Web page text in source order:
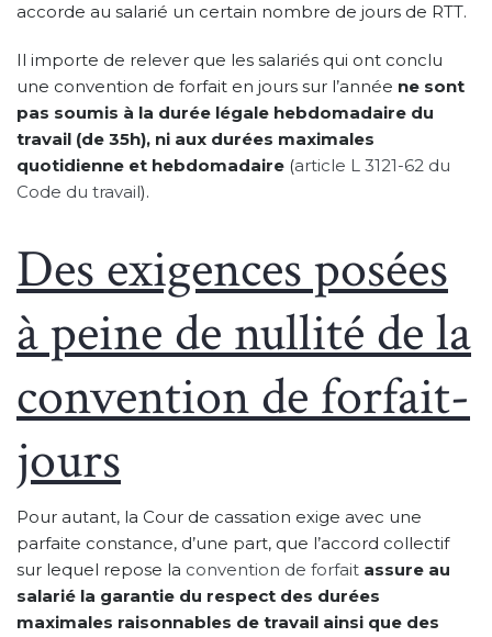
accorde au salarié un certain nombre de jours de RTT.
Il importe de relever que les salariés qui ont conclu
une convention de forfait en jours sur l’année ne sont
pas soumis à la durée légale hebdomadaire du
travail (de 35h), ni aux durées maximales
quotidienne et hebdomadaire (article L 3121-62 du
Code du travail).
Des exigences posées
à peine de nullité de la
convention de forfait-
jours
Pour autant, la Cour de cassation exige avec une
parfaite constance, d’une part, que l’accord collectif
sur lequel repose la convention de forfait assure au
salarié la garantie du respect des durées
maximales raisonnables de travail ainsi que des